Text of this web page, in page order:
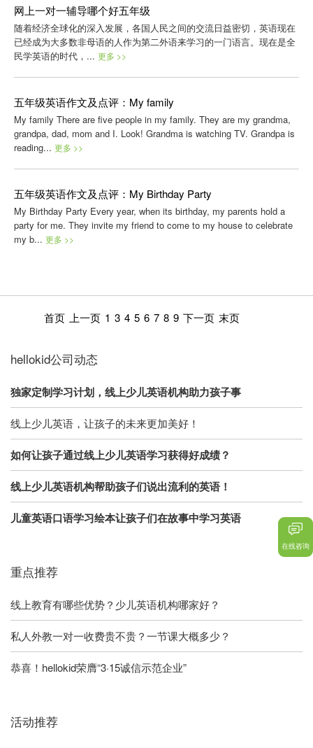
网上一对一辅导哪个好五年级
随着经济全球化的深入发展，各国人民之间的交流日益密切，英语现在
已经成为大多数非母语的人作为第二外语来学习的一门语言。现在是全
民学英语的时代，... 更多 >>
五年级英语作文及点评：My family
My family There are five people in my family. They are my grandma,
grandpa, dad, mom and I. Look! Grandma is watching TV. Grandpa is
reading... 更多 >>
五年级英语作文及点评：My Birthday Party
My Birthday Party Every year, when its birthday, my parents hold a
party for me. They invite my friend to come to my house to celebrate
my b... 更多 >>
首页 上一页 1 3 4 5 6 7 8 9 下一页 末页
hellokid公司动态
独家定制学习计划，线上少儿英语机构助力孩子事
线上少儿英语，让孩子的未来更加美好！
如何让孩子通过线上少儿英语学习获得好成绩？
线上少儿英语机构帮助孩子们说出流利的英语！
儿童英语口语学习绘本让孩子们在故事中学习英语
重点推荐
线上教育有哪些优势？少儿英语机构哪家好？
私人外教一对一收费贵不贵？一节课大概多少？
恭喜！hellokid荣膺“3·15诚信示范企业”
活动推荐
在线咨询